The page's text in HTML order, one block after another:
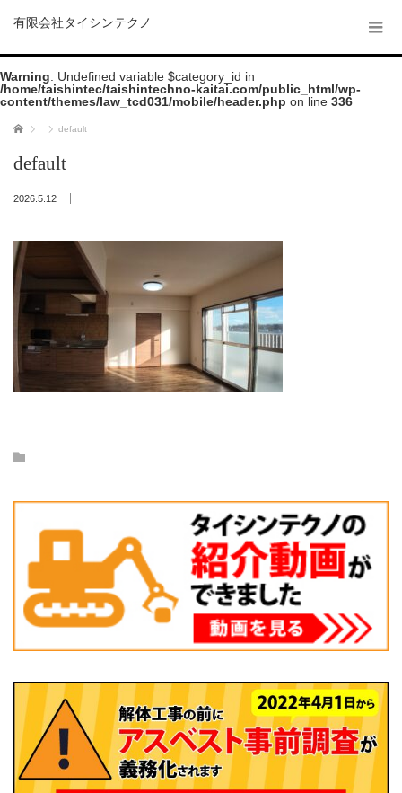
有限会社タイシンテクノ
Warning: Undefined variable $category_id in
/home/taishintec/taishintechno-kaitai.com/public_html/wp-
content/themes/law_tcd031/mobile/header.php on line 336
ホーム default
default
2026.5.12